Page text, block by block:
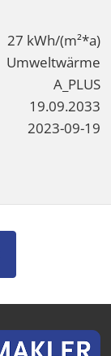
27 kWh/(m²*a)
Umweltwärme
A_PLUS
19.09.2033
2023-09-19